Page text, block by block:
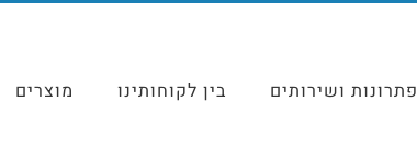
פתרונות ושירותים בין לקוחותינו מוצרים